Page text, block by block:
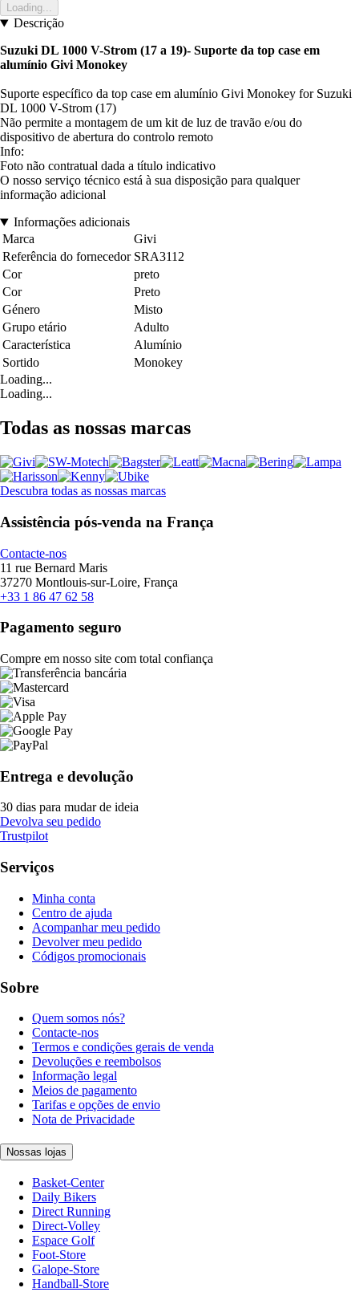
Loading...
Descrição
Suzuki DL 1000 V-Strom (17 a 19)- Suporte da top case em
alumínio Givi Monokey
Suporte específico da top case em alumínio Givi Monokey for Suzuki
DL 1000 V-Strom (17)
Não permite a montagem de um kit de luz de travão e/ou do
dispositivo de abertura do controlo remoto
Info:
Foto não contratual dada a título indicativo
O nosso serviço técnico está à sua disposição para qualquer
informação adicional
Informações adicionais
Marca
Givi
Referência do fornecedor SRA3112
Cor
preto
Cor
Preto
Género
Misto
Grupo etário
Adulto
Característica
Alumínio
Sortido
Monokey
Loading...
Loading...
Todas as nossas marcas
Descubra todas as nossas marcas
Assistência pós-venda na França
Contacte-nos
11 rue Bernard Maris
37270 Montlouis-sur-Loire, França
+33 1 86 47 62 58
Pagamento seguro
Compre em nosso site com total confiança
Entrega e devolução
30 dias para mudar de ideia
Devolva seu pedido
Trustpilot
Serviços
Minha conta
Centro de ajuda
Acompanhar meu pedido
Devolver meu pedido
Códigos promocionais
Sobre
Quem somos nós?
Contacte-nos
Termos e condições gerais de venda
Devoluções e reembolsos
Informação legal
Meios de pagamento
Tarifas e opções de envio
Nota de Privacidade
Nossas lojas
Basket-Center
Daily Bikers
Direct Running
Direct-Volley
Espace Golf
Foot-Store
Galope-Store
Handball-Store